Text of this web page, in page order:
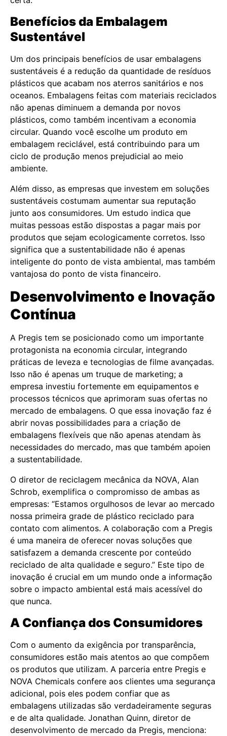
Benefícios da Embalagem
Sustentável
Um dos principais benefícios de usar embalagens
sustentáveis é a redução da quantidade de resíduos
plásticos que acabam nos aterros sanitários e nos
oceanos. Embalagens feitas com materiais reciclados
não apenas diminuem a demanda por novos
plásticos, como também incentivam a economia
circular. Quando você escolhe um produto em
embalagem reciclável, está contribuindo para um
ciclo de produção menos prejudicial ao meio
ambiente.
Além disso, as empresas que investem em soluções
sustentáveis costumam aumentar sua reputação
junto aos consumidores. Um estudo indica que
muitas pessoas estão dispostas a pagar mais por
produtos que sejam ecologicamente corretos. Isso
significa que a sustentabilidade não é apenas
inteligente do ponto de vista ambiental, mas também
vantajosa do ponto de vista financeiro.
Desenvolvimento e Inovação
Contínua
A Pregis tem se posicionado como um importante
protagonista na economia circular, integrando
práticas de leveza e tecnologias de filme avançadas.
Isso não é apenas um truque de marketing; a
empresa investiu fortemente em equipamentos e
processos técnicos que aprimoram suas ofertas no
mercado de embalagens. O que essa inovação faz é
abrir novas possibilidades para a criação de
embalagens flexíveis que não apenas atendam às
necessidades do mercado, mas que também apoien
a sustentabilidade.
O diretor de reciclagem mecânica da NOVA, Alan
Schrob, exemplifica o compromisso de ambas as
empresas: “Estamos orgulhosos de levar ao mercado
nossa primeira grade de plástico reciclado para
contato com alimentos. A colaboração com a Pregis
é uma maneira de oferecer novas soluções que
satisfazem a demanda crescente por conteúdo
reciclado de alta qualidade e seguro.” Este tipo de
inovação é crucial em um mundo onde a informação
sobre o impacto ambiental está mais acessível do
que nunca.
A Confiança dos Consumidores
Com o aumento da exigência por transparência,
consumidores estão mais atentos ao que compõem
os produtos que utilizam. A parceria entre Pregis e
NOVA Chemicals confere aos clientes uma segurança
adicional, pois eles podem confiar que as
embalagens utilizadas são verdadeiramente seguras
e de alta qualidade. Jonathan Quinn, diretor de
desenvolvimento de mercado da Pregis, menciona: